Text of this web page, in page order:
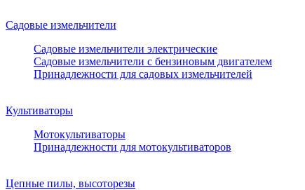
Садовые измельчители
Садовые измельчители электрические
Садовые измельчители с бензиновым двигателем
Принадлежности для садовых измельчителей
Культиваторы
Мотокультиваторы
Принадлежности для мотокультиваторов
Цепные пилы, высоторезы